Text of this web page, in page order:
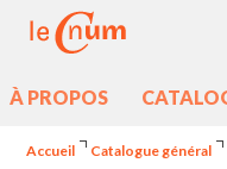
À PROPOS
Accueil Catalogue général